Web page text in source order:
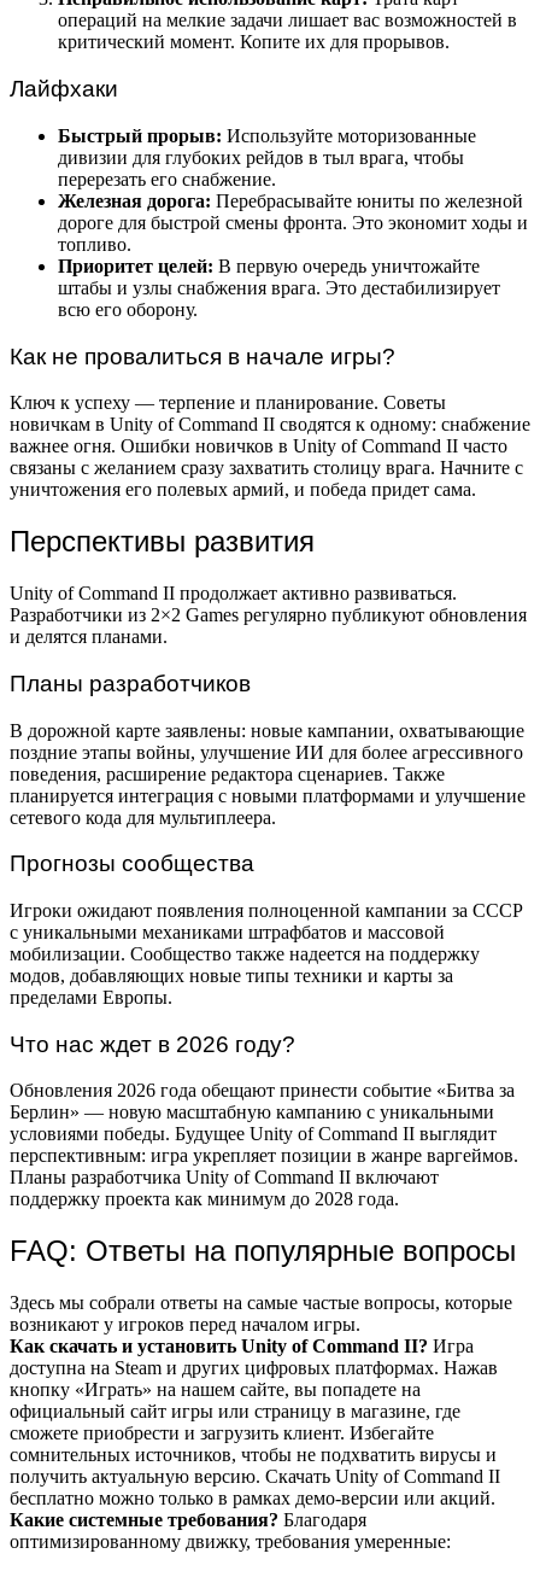
операций на мелкие задачи лишает вас возможностей в
критический момент. Копите их для прорывов.
Лайфхаки
Быстрый прорыв: Используйте моторизованные
дивизии для глубоких рейдов в тыл врага, чтобы
перерезать его снабжение.
Железная дорога: Перебрасывайте юниты по железной
дороге для быстрой смены фронта. Это экономит ходы и
топливо.
Приоритет целей: В первую очередь уничтожайте
штабы и узлы снабжения врага. Это дестабилизирует
всю его оборону.
Как не провалиться в начале игры?
Ключ к успеху — терпение и планирование. Советы
новичкам в Unity of Command II сводятся к одному: снабжение
важнее огня. Ошибки новичков в Unity of Command II часто
связаны с желанием сразу захватить столицу врага. Начните с
уничтожения его полевых армий, и победа придет сама.
Перспективы развития
Unity of Command II продолжает активно развиваться.
Разработчики из 2×2 Games регулярно публикуют обновления
и делятся планами.
Планы разработчиков
В дорожной карте заявлены: новые кампании, охватывающие
поздние этапы войны, улучшение ИИ для более агрессивного
поведения, расширение редактора сценариев. Также
планируется интеграция с новыми платформами и улучшение
сетевого кода для мультиплеера.
Прогнозы сообщества
Игроки ожидают появления полноценной кампании за СССР
с уникальными механиками штрафбатов и массовой
мобилизации. Сообщество также надеется на поддержку
модов, добавляющих новые типы техники и карты за
пределами Европы.
Что нас ждет в 2026 году?
Обновления 2026 года обещают принести событие «Битва за
Берлин» — новую масштабную кампанию с уникальными
условиями победы. Будущее Unity of Command II выглядит
перспективным: игра укрепляет позиции в жанре варгеймов.
Планы разработчика Unity of Command II включают
поддержку проекта как минимум до 2028 года.
FAQ: Ответы на популярные вопросы
Здесь мы собрали ответы на самые частые вопросы, которые
возникают у игроков перед началом игры.
Как скачать и установить Unity of Command II? Игра
доступна на Steam и других цифровых платформах. Нажав
кнопку «Играть» на нашем сайте, вы попадете на
официальный сайт игры или страницу в магазине, где
сможете приобрести и загрузить клиент. Избегайте
сомнительных источников, чтобы не подхватить вирусы и
получить актуальную версию. Скачать Unity of Command II
бесплатно можно только в рамках демо-версии или акций.
Какие системные требования? Благодаря
оптимизированному движку, требования умеренные: